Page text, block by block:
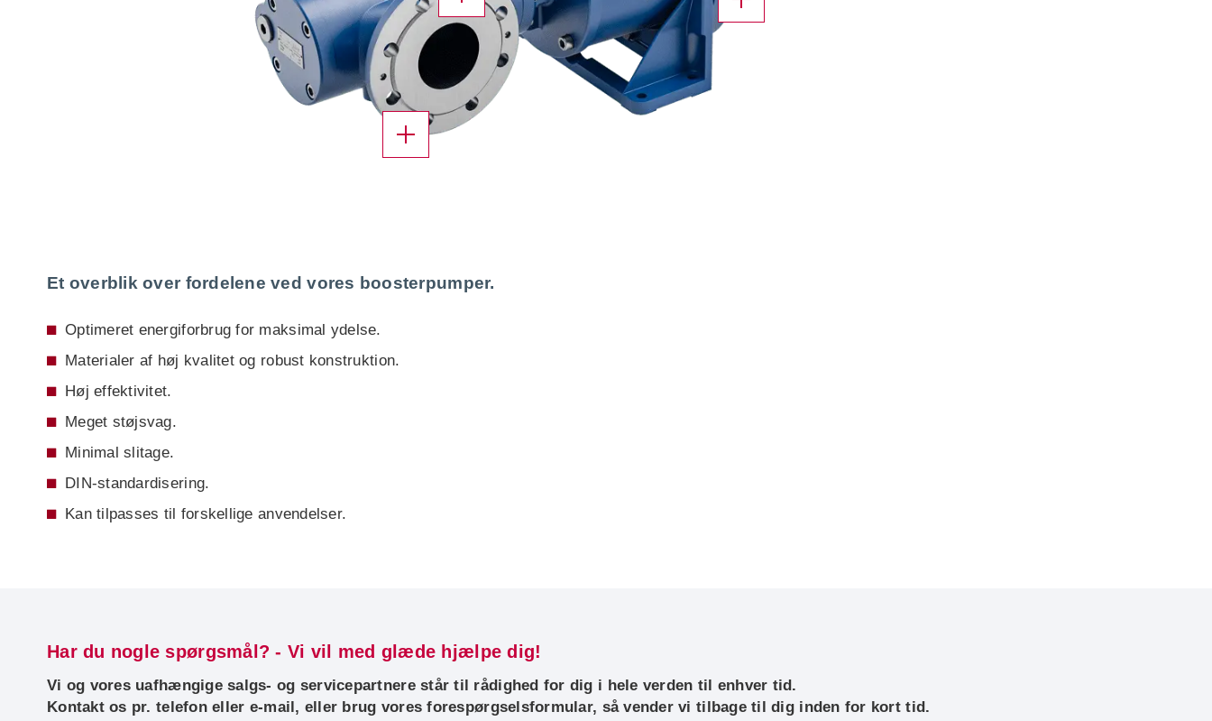
Et overblik over fordelene ved vores boosterpumper.
Optimeret energiforbrug for maksimal ydelse.
Materialer af høj kvalitet og robust konstruktion.
Høj effektivitet.
Meget støjsvag.
Minimal slitage.
DIN-standardisering.
Kan tilpasses til forskellige anvendelser.
Har du nogle spørgsmål? - Vi vil med glæde hjælpe dig!
Vi og vores uafhængige salgs- og servicepartnere står til rådighed for dig i hele verden til enhver tid.
Kontakt os pr. telefon eller e-mail, eller brug vores forespørgselsformular, så vender vi tilbage til dig inden for kort tid.